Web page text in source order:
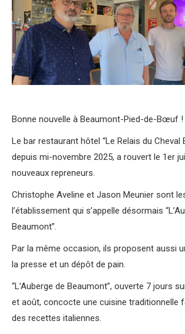
Bonne nouvelle à Beaumont-Pied-de-Bœuf !
Le bar restaurant hôtel “Le Relais du Cheval
depuis mi-novembre 2025, a rouvert le 1er
nouveaux repreneurs.
Christophe Aveline et Jason Meunier sont
l’établissement qui s’appelle désormais
Beaumont”.
Par la même occasion, ils proposent aussi
la presse et un dépôt de pain.
“L’Auberge de Beaumont”, ouverte 7 jours
et août, concocte une cuisine traditionnelle
des recettes italiennes.